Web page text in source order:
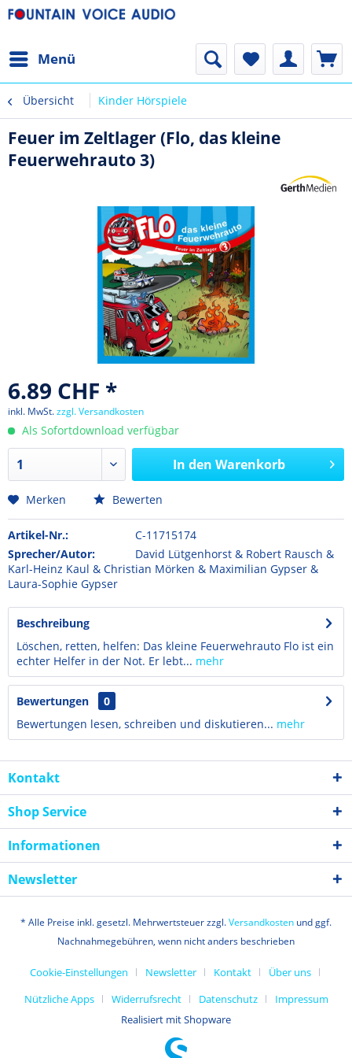
Menü
Übersicht Kinder Hörspiele
Feuer im Zeltlager (Flo, das kleine
Feuerwehrauto 3)
6.89 CHF *
inkl. MwSt.zzgl. Versandkosten
Als Sofortdownload verfügbar
In den Warenkorb
Merken Bewerten
Artikel-Nr.:
C-11715174
Sprecher/Autor:
David Lütgenhorst & Robert Rausch &
Karl-Heinz Kaul & Christian Mörken & Maximilian Gypser &
Laura-Sophie Gypser
Beschreibung
Löschen, retten, helfen: Das kleine Feuerwehrauto Flo ist ein
echter Helfer in der Not. Er lebt... mehr
Bewertungen
0
Bewertungen lesen, schreiben und diskutieren... mehr
Kontakt
Shop Service
Informationen
Newsletter
* Alle Preise inkl. gesetzl. Mehrwertsteuer zzgl.Versandkosten und ggf.
Nachnahmegebühren, wenn nicht anders beschrieben
Cookie-Einstellungen Newsletter Kontakt
Über uns
Nützliche Apps
Widerrufsrecht Datenschutz
Impressum
Realisiert mit Shopware